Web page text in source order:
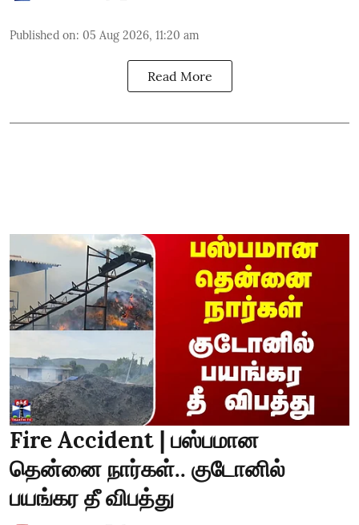
Published on: 05 Aug 2026, 11:20 am
Read More
Fire Accident | பஸ்பமான
தென்னை நார்கள்.. குடோனில்
பயங்கர தீ விபத்து